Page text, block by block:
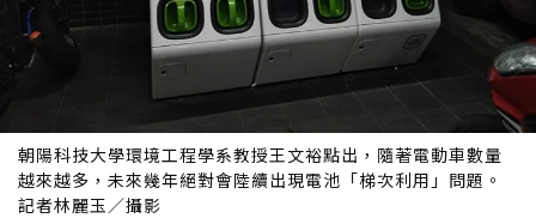
朝陽科技大學環境工程學系教授王文裕點出，隨著電動車數量
越來越多，未來幾年絕對會陸續出現電池「梯次利用」問題。
記者林麗玉／攝影